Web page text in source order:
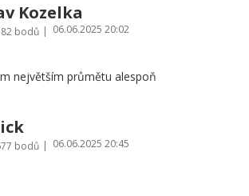
Kozelka
bodů | 06.06.2025 20:02
největším průmětu alespoň
bodů | 06.06.2025 20:45